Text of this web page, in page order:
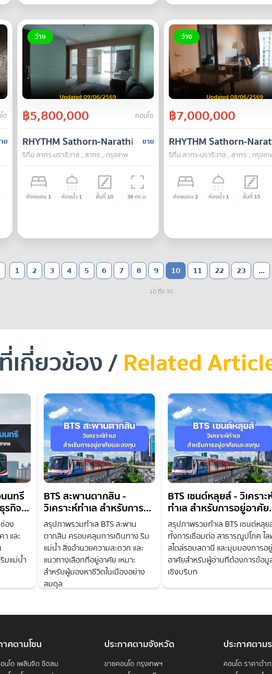
ด
ย
ว่าง
Updated 09/06/2569
฿5,800,000 คอนโด
ขาย
RHYTHM Sathorn-Narathiwas
ริทึ่ม สาทร-นราธิวาส , สาทร , กรุงเทพ
ห้องนอน 1 ห้องน้ำ 1 ชั้นที่ 10 39ตร.ม.
ว่าง
Updated 08/06/2569
฿7,000,000
RHYTHM Sathorn-
ริทึ่ม สาทร-นราธิวาส , สาทร , กรุงเ
ห้องนอน 2 ห้องน้ำ 1 ชั้นที่ 15
1 2 3 4 5 6 7 8 9 10 11 22 23 ...
10 ถึง 30
เกี่ยวข้อง /Related
นทรี
รกิจ
อง
และ
มแม่น้ำ
BTS สะพานตากสิน -
วิเคราะห์ทำเล สำหรับการ
อยู่อาศัยและลงทุน
สรุปภาพรวมทำเล BTS สะพาน
ตากสิน ครอบคลุมการเดินทาง ริม
แม่น้ำ สิ่งอำนวยความสะดวก และ
แนวทางเลือกที่อยู่อาศัย เหมาะ
สำหรับผู้มองหาชีวิตในเมืองอย่าง
สมดุล
BTS เซนต์หลุยส์ - วิเคราะ
ทำเล สำหรับการอยู่อาศัย
และลงทุน
สรุปภาพรวมทำเล BTS เซนต์หลุ
ทั้งการเชื่อมต่อ สาธารณูปโภค ไ
สไตล์รอบสถานี และมุมมองการอยู่
อาศัยสำหรับผู้อ่านที่ต้องการข้อมู
เชิงบริบท
าศตามโซน
นโด เพลินจิต ชิดลม
ประกาศตามจังหวัด
ขายคอนโด กรุงเทพฯ
ประกาศตาม
คอนโด ราคาต่ำ